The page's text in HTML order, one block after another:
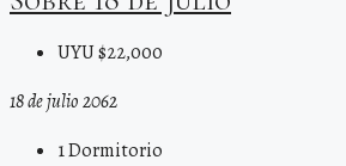
UYU $22,000
18 de julio 2062
1Dormitorio